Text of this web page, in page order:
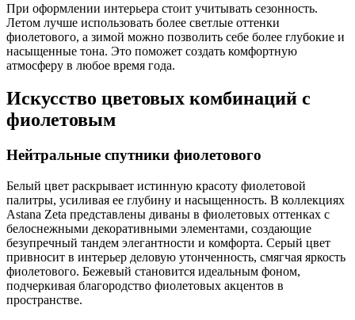
При оформлении интерьера стоит учитывать сезонность.
Летом лучше использовать более светлые оттенки
фиолетового, а зимой можно позволить себе более глубокие и
насыщенные тона. Это поможет создать комфортную
атмосферу в любое время года.
Искусство цветовых комбинаций с
фиолетовым
Нейтральные спутники фиолетового
Белый цвет раскрывает истинную красоту фиолетовой
палитры, усиливая ее глубину и насыщенность. В коллекциях
Astana Zeta представлены диваны в фиолетовых оттенках с
белоснежными декоративными элементами, создающие
безупречный тандем элегантности и комфорта. Серый цвет
привносит в интерьер деловую утонченность, смягчая яркость
фиолетового. Бежевый становится идеальным фоном,
подчеркивая благородство фиолетовых акцентов в
пространстве.